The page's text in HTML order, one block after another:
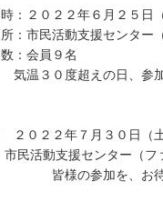
時 ： ２ ０ ２ ２年６ 月 ２ ５ 日
所 ： 市民活動支援センター
数 ： 会員 ９名
気温 ３ ０ 度超 え の日、 参
２ ０ ２ ２年 ７ 月 ３ ０ 日 （
市民活動支援センター （フ
皆様の参加を、 お